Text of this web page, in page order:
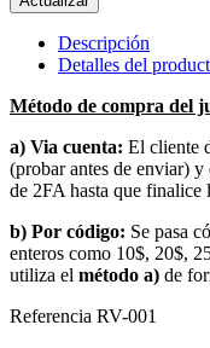
Descripción
Detalles del
Método de compra del
a) Via cuenta: El cliente
(probar antes de enviar)
de 2FA hasta que finalice
b) Por código: Se pasa
enteros como 10$, 20$,
utiliza el método a) de
Referencia RV-001